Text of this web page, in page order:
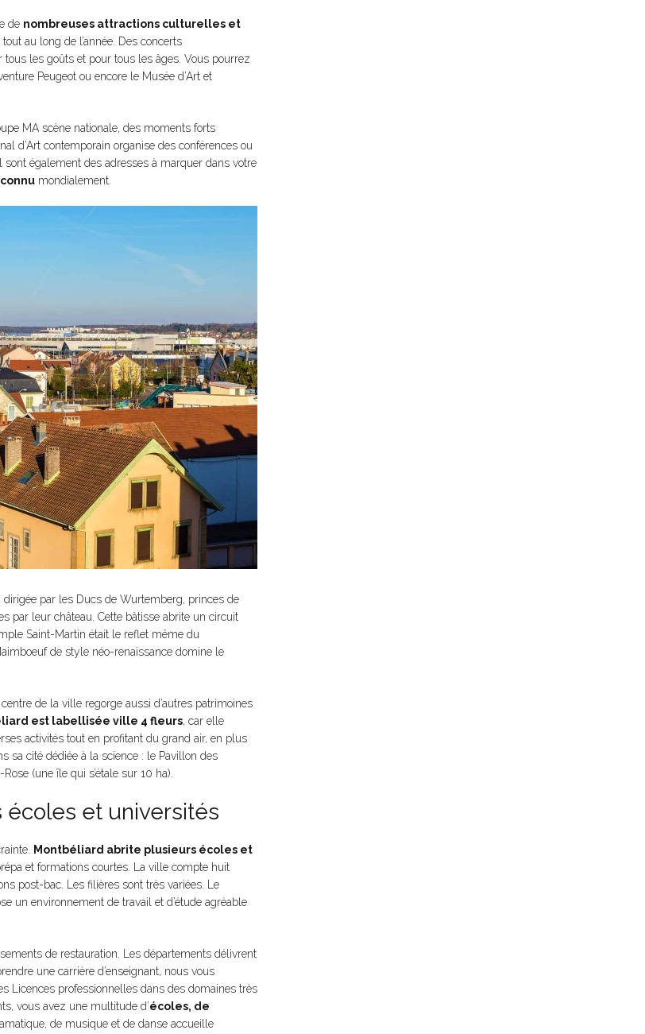
de nombreuses attractions culturelles et
au long de l’année. Des concerts
les goûts et pour tous les âges. Vous pourrez
Peugeot ou encore le Musée d’Art et
MA scène nationale, des moments forts
d’Art contemporain organise des conférences ou
également des adresses à marquer dans votre
mondialement.
dirigée par les Ducs de Wurtemberg, princes de
par leur château. Cette bâtisse abrite un circuit
Saint-Martin était le reflet même du
de style néo-renaissance domine le
de la ville regorge aussi d’autres patrimoines
est labellisée ville 4 fleurs, car elle
activités tout en profitant du grand air, en plus
sa cité dédiée à la science : le Pavillon des
(une île qui s’étale sur 10 ha).
et universités
Montbéliard abrite plusieurs écoles et
et formations courtes. La ville compte huit
post-bac. Les filières sont très variées. Le
un environnement de travail et d’étude agréable
de restauration. Les départements délivrent
une carrière d’enseignant, nous vous
Licences professionnelles dans des domaines très
vous avez une multitude d’écoles, de
de musique et de danse accueille